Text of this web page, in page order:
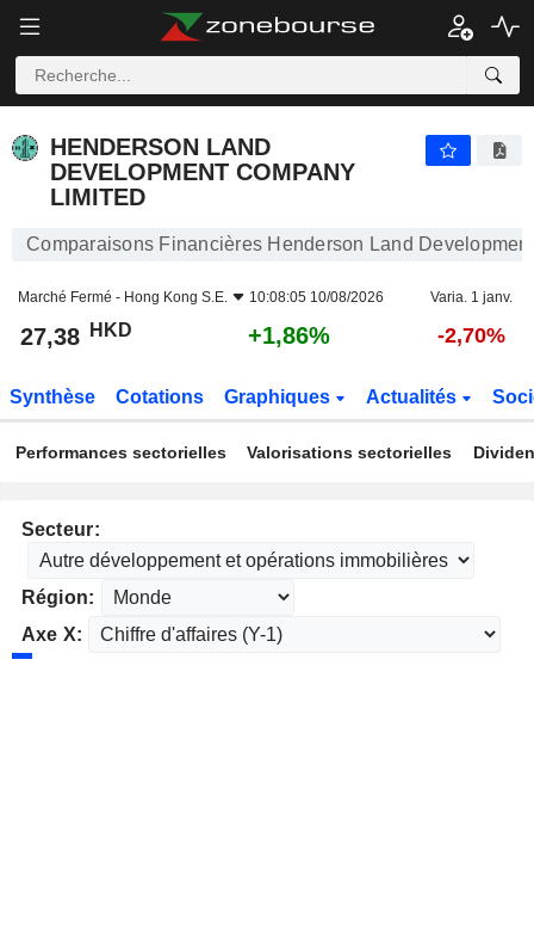
HENDERSON LAND
DEVELOPMENT COMPANY
LIMITED
Comparaisons Financières Henderson Land
Marché Fermé - Hong Kong S.E. 10:08:05 10/08/2026 Varia. 1 janv.
27,38 HKD +1,86% -2,70%
Synthèse Cotations Graphiques Actualités
Performances sectorielles Valorisations sectorielles
Secteur:
Région:
Axe X: